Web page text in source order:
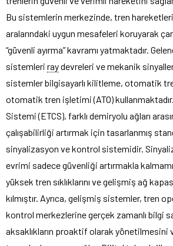
Bu sistemlerin merkezinde, tren
aralarındaki uygun mesafeleri koruyarak
“güvenli ayırma” kavramı yatmaktadır.
sistemleri raydevreleri ve mekanik
sistemler bilgisayarlı kilitleme, otomatik
otomatik tren işletimi (ATO)
Sistemi (ETCS), farklı demiryolu ağları
çalışabilirliği artırmak için tasarlanmış
sinyalizasyon ve kontrol sistemidir.
evrimi sadece güvenliği artırmakla
yüksek tren sıklıklarını ve gelişmiş ağ
kılmıştır. Ayrıca, gelişmiş sistemler, tren
kontrol merkezlerine gerçek zamanlı bilgi
aksaklıkların proaktif olarak